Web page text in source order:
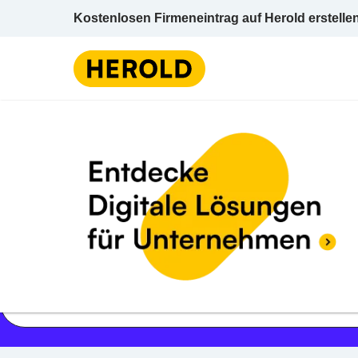
Kostenlosen Firmeneintrag auf Herold